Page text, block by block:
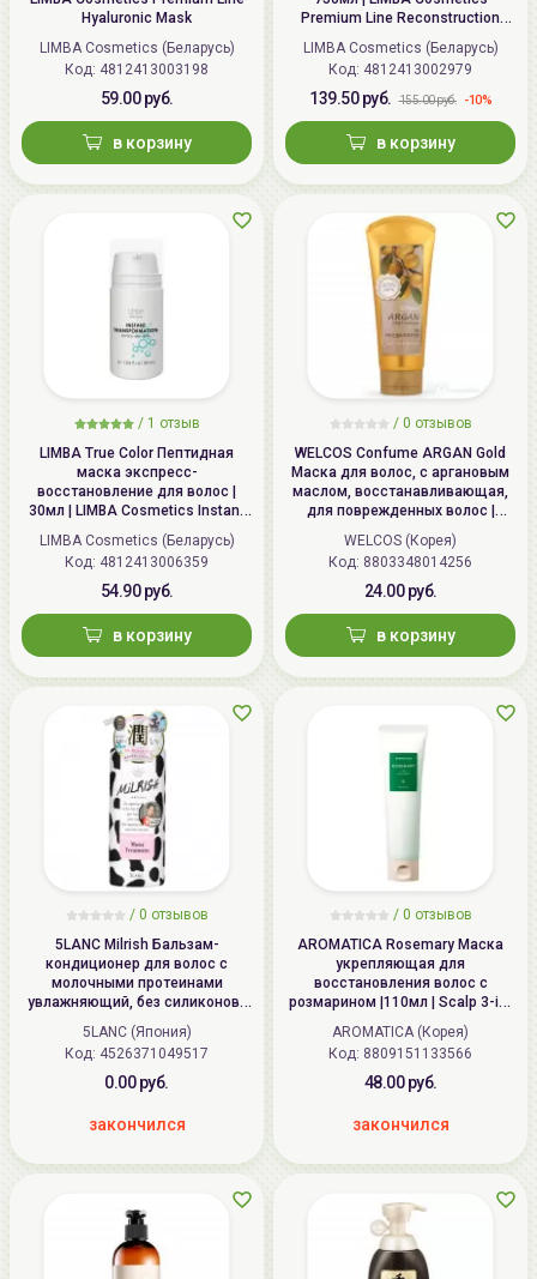
Hyaluronic Mask
LIMBA Cosmetics (Беларусь)
Код: 4812413003198
59.00 руб.
в корзину
Premium Line Reconstruction
Treatment
LIMBA Cosmetics (Беларусь)
Код: 4812413002979
139.50 руб. 155.00 руб. -10%
в корзину
/ 1 отзыв
LIMBA True Color Пептидная
маска экспресс-
восстановление для волос |
30мл | LIMBA Cosmetics Instant
Transformation express
reconstruction peptide hair mask
LIMBA Cosmetics (Беларусь)
Код: 4812413006359
54.90 руб.
в корзину
/ 0 отзывов
WELCOS Confume ARGAN Gold
Маска для волос, с аргановым
маслом, восстанавливающая,
для поврежденных волос |
200мл | Confume ARGAN Gold
Treatment
WELCOS (Корея)
Код: 8803348014256
24.00 руб.
в корзину
/ 0 отзывов
5LANC Milrish Бальзам-
кондиционер для волос с
молочными протеинами
увлажняющий, без силиконов |
500мл | Milrish Moist Treatment
5LANC (Япония)
Код: 4526371049517
0.00 руб.
закончился
/ 0 отзывов
AROMATICA Rosemary Маска
укрепляющая для
восстановления волос с
розмарином |110мл | Scalp 3-in-
1 Treatment
AROMATICA (Корея)
Код: 8809151133566
48.00 руб.
закончился